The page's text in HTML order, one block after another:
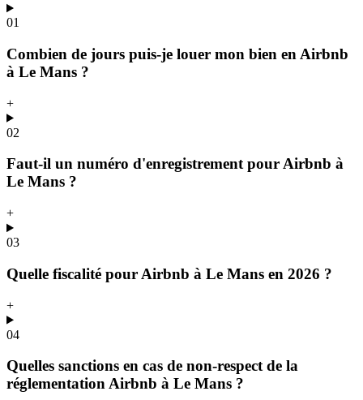
01
Combien de jours puis-je louer mon bien en Airbnb
à Le Mans ?
+
02
Faut-il un numéro d'enregistrement pour Airbnb à
Le Mans ?
+
03
Quelle fiscalité pour Airbnb à Le Mans en 2026 ?
+
04
Quelles sanctions en cas de non-respect de la
réglementation Airbnb à Le Mans ?